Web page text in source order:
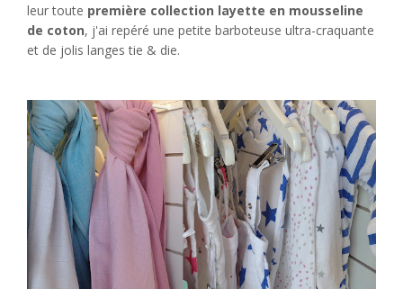
leur toute première collection layette en mousseline
de coton, j'ai repéré une petite barboteuse ultra-craquante
et de jolis langes tie & die.